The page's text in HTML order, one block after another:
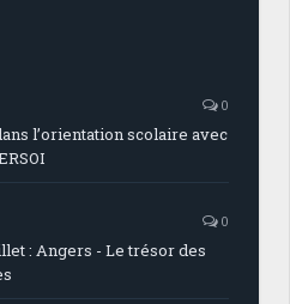
0
l’orientation scolaire avec
0
: Angers - Le trésor des